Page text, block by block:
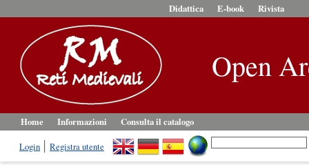
Didattica E-book Rivista
Open
Home Informazioni
Consulta il catalogo
Login
Registra utente